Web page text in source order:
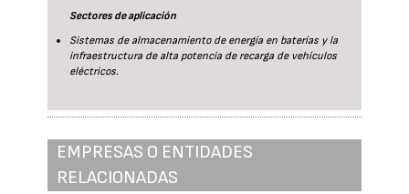
Sectores de aplicación
Sistemas de almacenamiento de energía en baterías y la
infraestructura de alta potencia de recarga de vehículos
eléctricos.
EMPRESAS O ENTIDADES
RELACIONADAS